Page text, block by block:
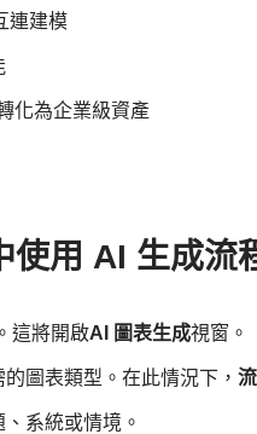
連建模
化為企業級資產
用 AI 生成流
。這將開啟AI 圖表生成視窗。
圖表類型。在此情況下，
系統或情境。